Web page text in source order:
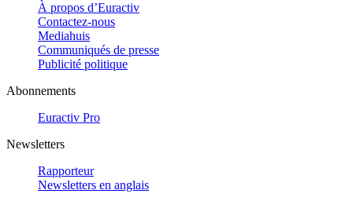
À propos d’Euractiv
Contactez-nous
Mediahuis
Communiqués de presse
Publicité politique
Abonnements
Euractiv Pro
Newsletters
Rapporteur
Newsletters en anglais